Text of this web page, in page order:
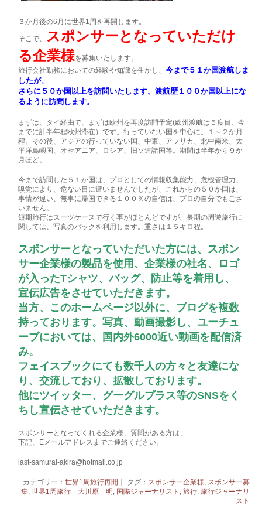
３か月後の6月に世界1周を再開します。
そこで、 スポンサーとなっていただけ
る企業様を募集いたします。
旅行会社勤務においての経験や知識を生かし、今まで５１か国渡航しま
したが、
さらに５０か国以上を訪問いたします。渡航歴１００か国以上にな
るように訪問します。
まずは、タイ経由で、まずは欧州を再度訪問予定(欧州渡航は５度目、今
までに計半年程欧州滞在）です。行っていない国を中心に。１～２か月
程。その後、アジアの行っていない国、中東、アフリカ、北中南米、太
平洋島嶼国、オセアニア、ロシア、旧ソ連諸国等。期間は半年から９か
月ほど。
今まで訪問した５１か国は、プロとしての情報収集能力、危機管理力、
嗅覚により、危ない目に遭いませんでしたが、これからの５０か国は、
事情が違い、無事に帰国できる１００％の自信は、プロの自分でもござ
いません。
短期旅行はスーツケースで行く事がほとんどですが、長期の周遊旅行に
関しては、写真のバックを利用します。重さは１５キロ程。
スポンサーとなっていただいた方には、スポン
サー企業様の製品を使用、企業様の社名、ロゴ
が入ったTシャツ、バッグ、防止等を着用し、
宣伝広告をさせていただきます。
当方、このホームページ以外に、ブログを複数
持っております。写真、動画撮影し、ユーチュ
ーブにおいては、国内外6000近い動画を配信済
み。
フェイスブックにても数千人の方々と友達にな
り、交流しており、拡散しております。
他にツイッター、グーグルプラス等のSNSをく
ちし宣伝させていただきます。
スポンサーとなってくれる企業様、質問がある方は、
下記、Eメールアドレスまでご連絡ください。
last-samurai-akira@hotmail.co.jp
カテゴリー： 世界1周旅行再開 ｜ タグ： スポンサー企業様
スポンサー募
集, 世界1周旅行 大川原 明 国際ジャーナリスト 旅行, 旅行ジャーナリ
スト